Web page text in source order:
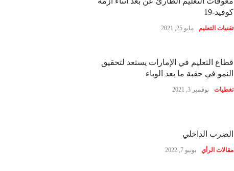
كوفيد-19
تقنيات التعليم مايو 25, 2021
قطاع التعليم في الإمارات يستعد لتحقيق
النمو في حقبة ما بعد الوباء
تغطيات نوفمبر 3, 2021
الضرب الداخلي
مقالات الرأي يونيو 7, 2022